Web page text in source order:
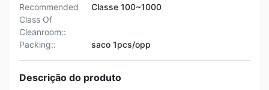
Recommended
Class Of
Cleanroom::
Classe 100~1000
Packing:: saco 1pcs/opp
Descrição do produto